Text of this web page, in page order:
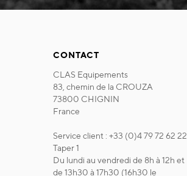
CONTACT
CLAS Equipements
83, chemin de la CROUZA
73800 CHIGNIN
France
Service client : +33 (0)4 79 72 62 22
Taper 1
Du lundi au vendredi de 8h à 12h et
de 13h30 à 17h30 (16h30 le